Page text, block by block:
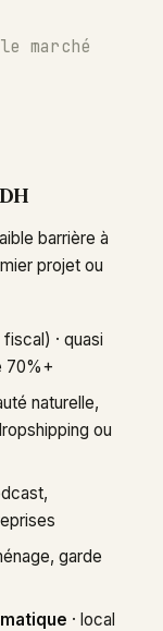
marché
barrière à
projet ou
· quasi
70%+
naturelle,
ou
garde
· local